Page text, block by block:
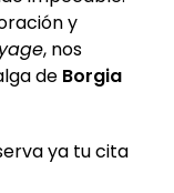
y
, nos
de Borgia
ya tu cita